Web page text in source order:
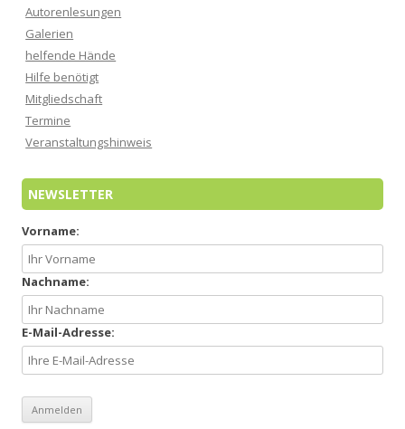
Autorenlesungen
Galerien
helfende Hände
Hilfe benötigt
Mitgliedschaft
Termine
Veranstaltungshinweis
NEWSLETTER
Vorname:
Nachname:
E-Mail-Adresse: